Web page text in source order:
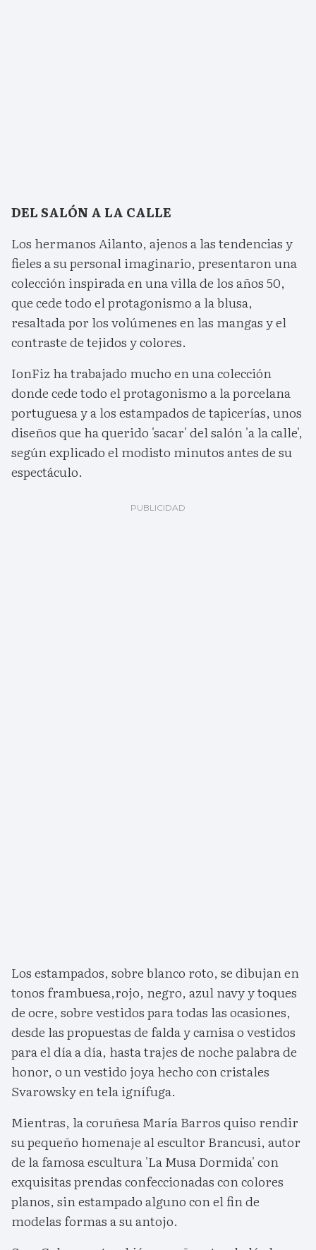
DEL SALÓN A LA CALLE
Los hermanos Ailanto, ajenos a las tendencias y
fieles a su personal imaginario, presentaron una
colección inspirada en una villa de los años 50,
que cede todo el protagonismo a la blusa,
resaltada por los volúmenes en las mangas y el
contraste de tejidos y colores.
IonFiz ha trabajado mucho en una colección
donde cede todo el protagonismo a la porcelana
portuguesa y a los estampados de tapicerías, unos
diseños que ha querido 'sacar' del salón 'a la calle',
según explicado el modisto minutos antes de su
espectáculo.
Los estampados, sobre blanco roto, se dibujan en
tonos frambuesa,rojo, negro, azul navy y toques
de ocre, sobre vestidos para todas las ocasiones,
desde las propuestas de falda y camisa o vestidos
para el día a día, hasta trajes de noche palabra de
honor, o un vestido joya hecho con cristales
Svarowsky en tela ignífuga.
Mientras, la coruñesa María Barros quiso rendir
su pequeño homenaje al escultor Brancusi, autor
de la famosa escultura 'La Musa Dormida' con
exquisitas prendas confeccionadas con colores
planos, sin estampado alguno con el fin de
modelas formas a su antojo.